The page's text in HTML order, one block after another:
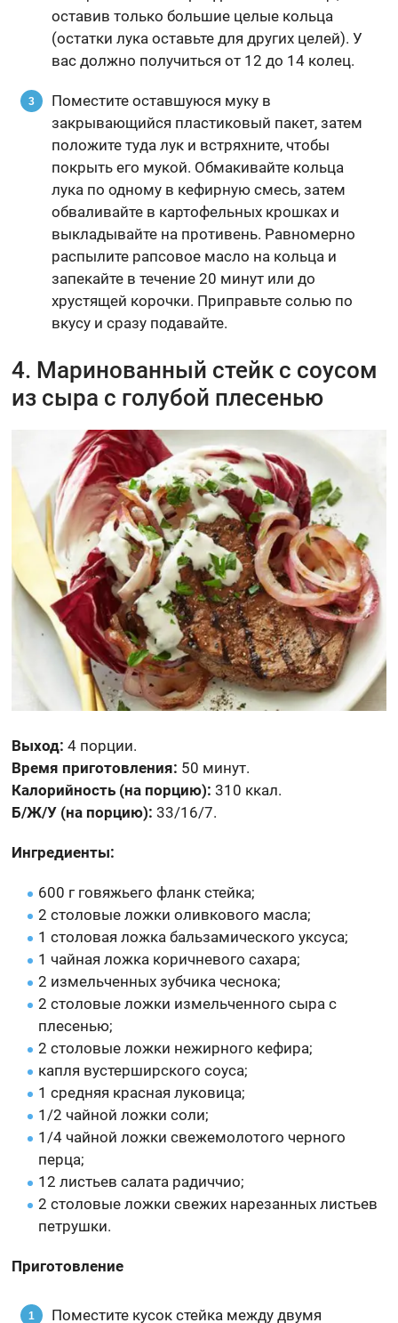
оставив только большие целые кольца
(остатки лука оставьте для других целей). У
вас должно получиться от 12 до 14 колец.
Поместите оставшуюся муку в
закрывающийся пластиковый пакет, затем
положите туда лук и встряхните, чтобы
покрыть его мукой. Обмакивайте кольца
лука по одному в кефирную смесь, затем
обваливайте в картофельных крошках и
выкладывайте на противень. Равномерно
распылите рапсовое масло на кольца и
запекайте в течение 20 минут или до
хрустящей корочки. Приправьте солью по
вкусу и сразу подавайте.
4. Маринованный стейк с соусом
из сыра с голубой плесенью
Выход: 4 порции.
Время приготовления: 50 минут.
Калорийность (на порцию): 310 ккал.
Б/Ж/У (на порцию): 33/16/7.
Ингредиенты:
600 г говяжьего фланк стейка;
2 столовые ложки оливкового масла;
1 столовая ложка бальзамического уксуса;
1 чайная ложка коричневого сахара;
2 измельченных зубчика чеснока;
2 столовые ложки измельченного сыра с
плесенью;
2 столовые ложки нежирного кефира;
капля вустерширского соуса;
1 средняя красная луковица;
1/2 чайной ложки соли;
1/4 чайной ложки свежемолотого черного
перца;
12 листьев салата радиччио;
2 столовые ложки свежих нарезанных листьев
петрушки.
Приготовление
Поместите кусок стейка между двумя